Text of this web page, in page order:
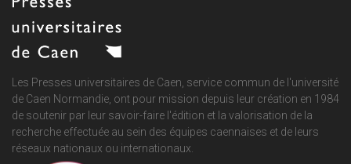
Les Presses universitaires de Caen, service commun de l'université
de Caen Normandie , ont pour mission depuis leur création en 1984
de soutenir par leur savoir-faire l'édition et la valorisation de la
recherche effectuée au sein des équipes caennaises et de leurs
réseaux nationaux ou internationaux.